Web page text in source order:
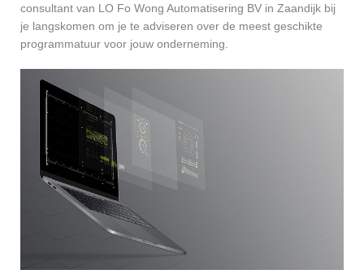
consultant van LO Fo Wong Automatisering BV in Zaandijk bij
je langskomen om je te adviseren over de meest geschikte
programmatuur voor jouw onderneming.